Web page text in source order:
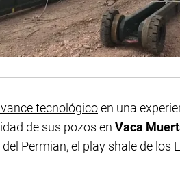
tecnológicoen una
de sus pozos en Vaca
Permian, el play shale de los